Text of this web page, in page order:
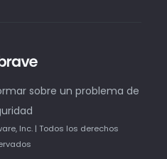
sobre un problema de
Inc. | Todos los derechos